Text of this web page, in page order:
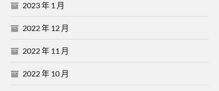
2023 年 1 月
2022 年 12 月
2022 年 11 月
2022 年 10 月